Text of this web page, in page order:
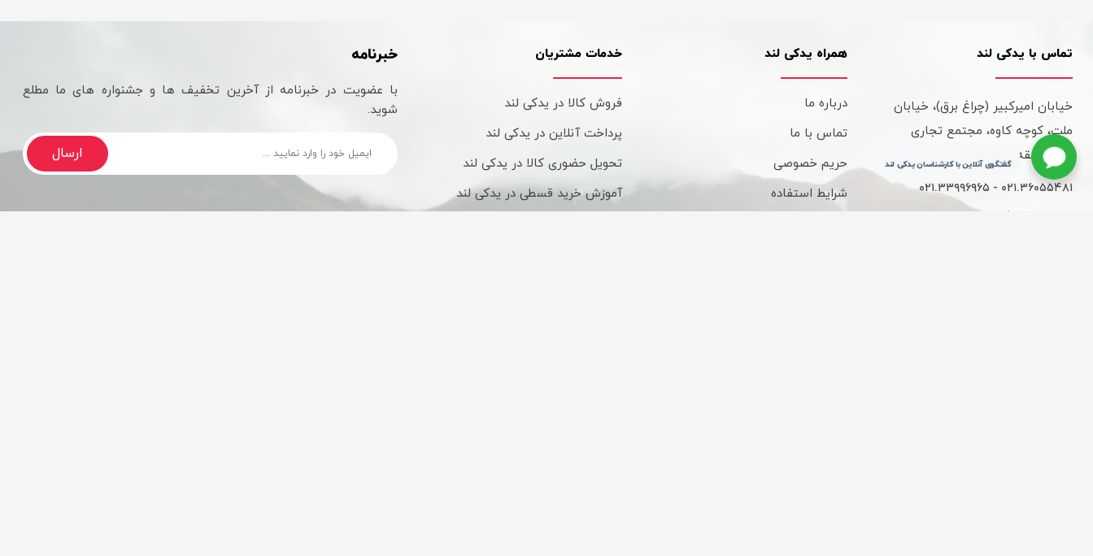
تماس با یدکی لند
خیابان امیرکبیر (چراغ برق)، خیابان
ملت، کوچه کاوه، مجتمع تجاری
کاوه، طبقه سوم، واحد 315
۰۲۱.۳۳۹۹۶۹۶۵ - ۰۲۱.۳۶۰۵۵۴۸۱
ساعات کاری : 9 الی 18
همراه یدکی لند
درباره ما
تماس با ما
حریم خصوصی
شرایط استفاده
خدمات مشتریان
فروش کالا در یدکی لند
پرداخت آنلاین در یدکی لند
تحویل حضوری کالا در یدکی لند
آموزش خرید قسطی در یدکی لند
خبرنامه
با عضویت در خبرنامه از آخرین تخفیف ها و جشنواره های ما مطلع
شوید.
ارسال
گفتگوی آنلاین با کارشناسان یدکی لند